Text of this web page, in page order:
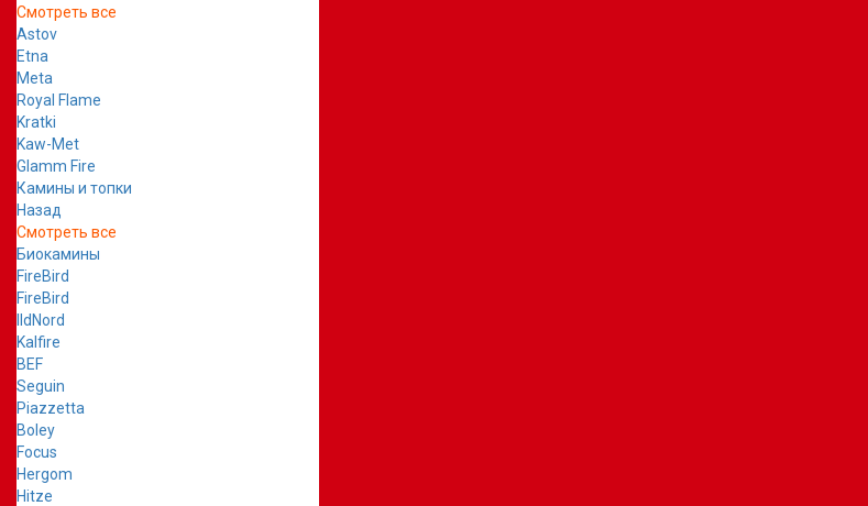
Смотреть все
Astov
Etna
Meta
Royal Flame
Kratki
Kaw-Met
Glamm Fire
Камины и топки
Назад
Смотреть все
Биокамины
FireBird
FireBird
IldNord
Kalfire
BEF
Seguin
Piazzetta
Boley
Focus
Hergom
Hitze